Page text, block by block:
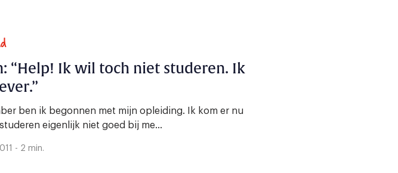
“Help! Ik wil toch niet studeren. Ik
ben ik begonnen met mijn opleiding. Ik kom er nu
eigenlijk niet goed bij me...
- 2 min.